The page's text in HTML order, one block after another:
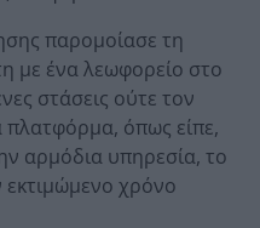
παρομοίασε τη
με ένα λεωφορείο στο
στάσεις ούτε τον
πλατφόρμα, όπως είπε,
αρμόδια υπηρεσία, το
εκτιμώμενο χρόνο